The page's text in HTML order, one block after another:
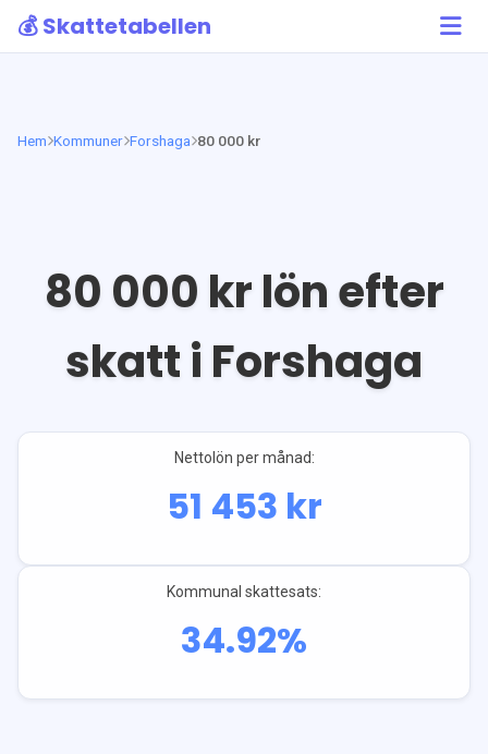
💰 Skattetabellen
Hem Kommuner Forshaga 80 000 kr
80 000 kr lön efter
skatt i Forshaga
Nettolön per månad:
51 453 kr
Kommunal skattesats:
34.92%